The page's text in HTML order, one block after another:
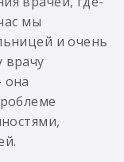
мы
и очень
врачу
она